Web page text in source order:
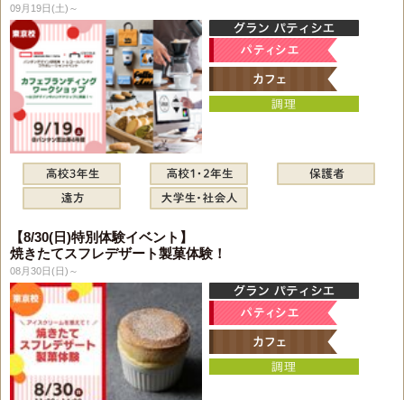
09月19日(土)～
【8/30(日)特別体験イベント】
焼きたてスフレデザート製菓体験！
08月30日(日)～